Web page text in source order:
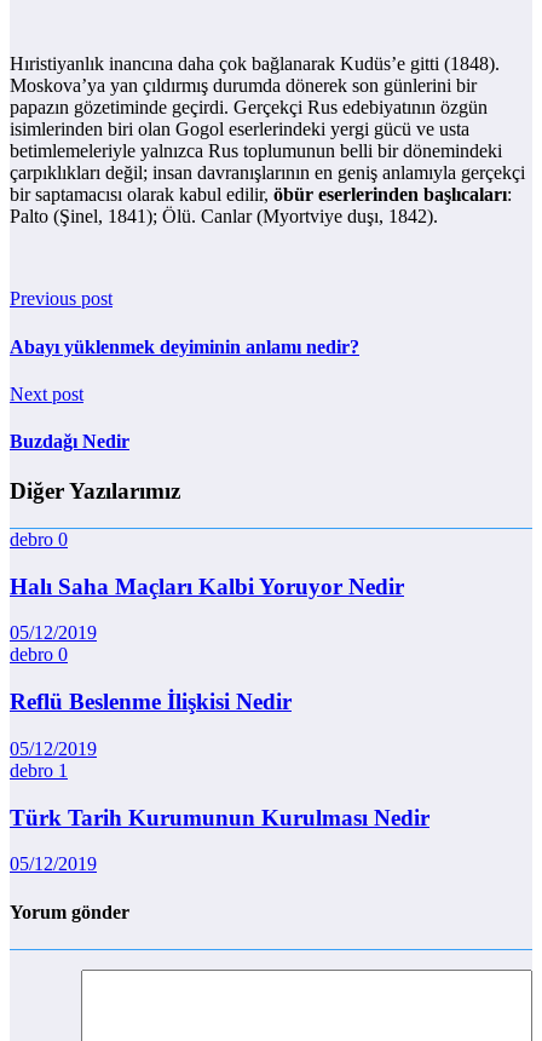
Hıristiyanlık inancına daha çok bağlanarak Kudüs’e gitti (1848).
Moskova’ya yan çıldırmış durumda dönerek son günlerini bir
papazın gözetiminde geçirdi. Gerçekçi Rus edebiyatının özgün
isimlerinden biri olan Gogol eserlerindeki yergi gücü ve usta
betimlemeleriyle yalnızca Rus toplumunun belli bir dönemindeki
çarpıklıkları değil; insan davranışlarının en geniş anlamıyla gerçekçi
bir saptamacısı olarak kabul edilir, öbür eserlerinden başlıcaları:
Palto (Şinel, 1841); Ölü. Canlar (Myortviye duşı, 1842).
Previous post
Abayı yüklenmek deyiminin anlamı nedir?
Next post
Buzdağı Nedir
Diğer Yazılarımız
debro 0
Halı Saha Maçları Kalbi Yoruyor Nedir
05/12/2019
debro 0
Reflü Beslenme İlişkisi Nedir
05/12/2019
debro 1
Türk Tarih Kurumunun Kurulması Nedir
05/12/2019
Yorum gönder